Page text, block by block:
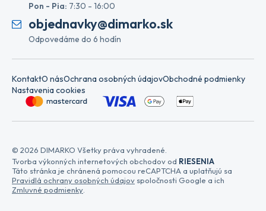
Pon - Pia: 7:30 - 16:00
objednavky@dimarko.sk
Odpovedáme do 6 hodín
KontaktO násOchrana osobných údajovObchodné podmienky
Nastavenia cookies
© 2026 DIMARKO Všetky práva vyhradené.
Tvorba výkonných internetových obchodov od RIESENIA
Táto stránka je chránená pomocou reCAPTCHA a uplatňujú sa
Pravidlá ochrany osobných údajov spoločnosti Google a ich
Zmluvné podmienky.